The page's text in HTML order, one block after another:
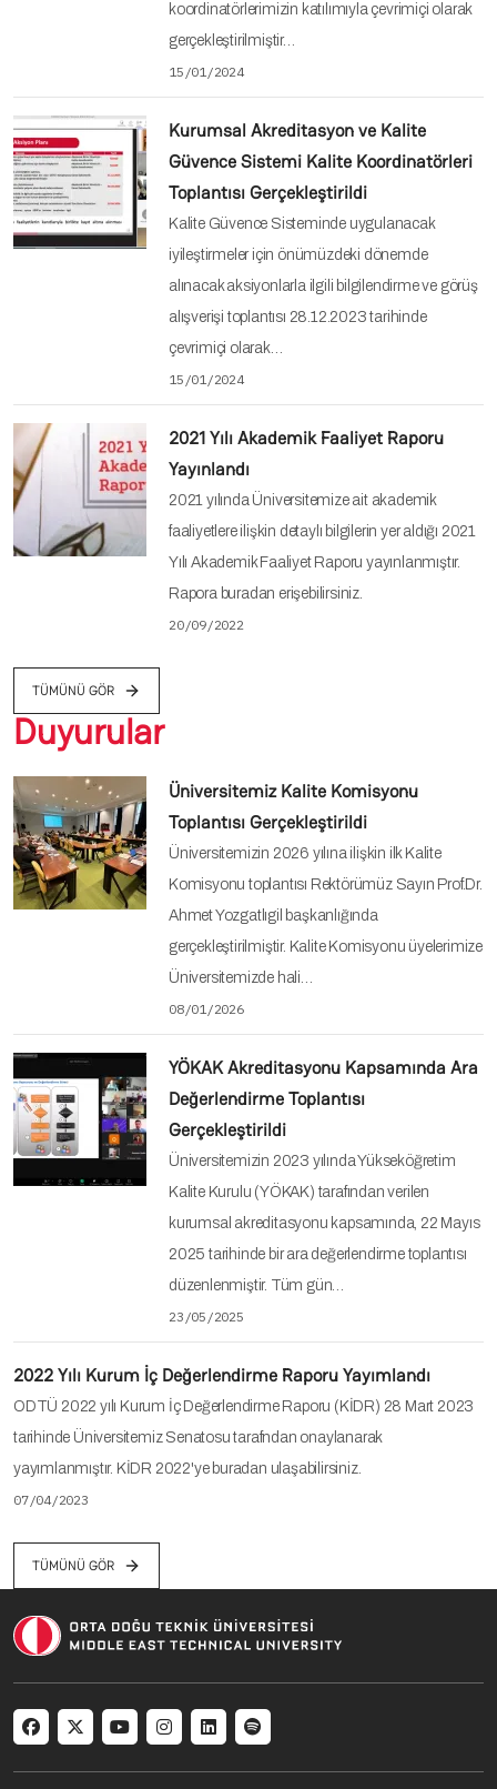
koordinatörlerimizin katılımıyla çevrimiçi olarak
gerçekleştirilmiştir…
15/01/2024
Kurumsal Akreditasyon ve Kalite
Güvence Sistemi Kalite Koordinatörleri
Toplantısı Gerçekleştirildi
Kalite Güvence Sisteminde uygulanacak
iyileştirmeler için önümüzdeki dönemde
alınacak aksiyonlarla ilgili bilgilendirme ve görüş
alışverişi toplantısı 28.12.2023 tarihinde
çevrimiçi olarak…
15/01/2024
2021 Yılı Akademik Faaliyet Raporu
Yayınlandı
2021 yılında Üniversitemize ait akademik
faaliyetlere ilişkin detaylı bilgilerin yer aldığı 2021
Yılı Akademik Faaliyet Raporu yayınlanmıştır.
Rapora buradan erişebilirsiniz.
20/09/2022
TÜMÜNÜ GÖR
Duyurular
Üniversitemiz Kalite Komisyonu
Toplantısı Gerçekleştirildi
Üniversitemizin 2026 yılına ilişkin ilk Kalite
Komisyonu toplantısı Rektörümüz Sayın Prof.Dr.
Ahmet Yozgatlıgil başkanlığında
gerçekleştirilmiştir. Kalite Komisyonu üyelerimize
Üniversitemizde hali…
08/01/2026
YÖKAK Akreditasyonu Kapsamında Ara
Değerlendirme Toplantısı
Gerçekleştirildi
Üniversitemizin 2023 yılında Yükseköğretim
Kalite Kurulu (YÖKAK) tarafından verilen
kurumsal akreditasyonu kapsamında, 22 Mayıs
2025 tarihinde bir ara değerlendirme toplantısı
düzenlenmiştir. Tüm gün…
23/05/2025
2022 Yılı Kurum İç Değerlendirme Raporu Yayımlandı
ODTÜ 2022 yılı Kurum İç Değerlendirme Raporu (KİDR) 28 Mart 2023
tarihinde Üniversitemiz Senatosu tarafndan onaylanarak
yayımlanmıştır. KİDR 2022'ye buradan ulaşabilirsiniz.
07/04/2023
TÜMÜNÜ GÖR
Social menu